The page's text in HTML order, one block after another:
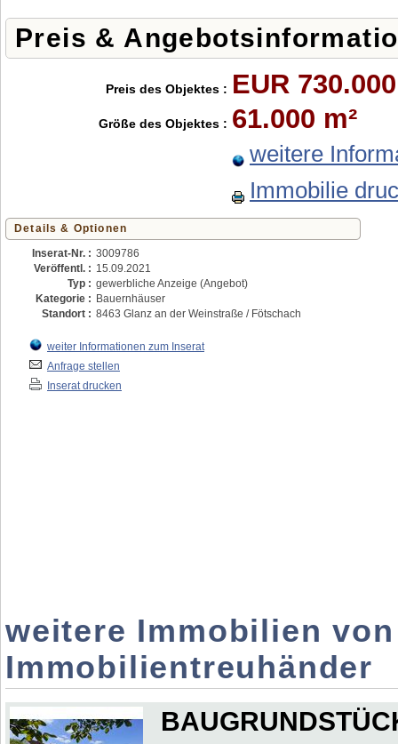
Preis &
Preis des Objektes : EUR
Größe des Objektes : 61.000 m²
weitere
Immobilie
Details & Optionen
Inserat-Nr. : 3009786
Veröffentl. : 15.09.2021
Typ : gewerbliche Anzeige (Angebot)
Kategorie : Bauernhäuser
Standort : 8463 Glanz an der Weinstraße / Fötschach
weiter Informationen zum Inserat
Anfrage stellen
Inserat drucken
weitere Immobilien
Immobilientreuhänder